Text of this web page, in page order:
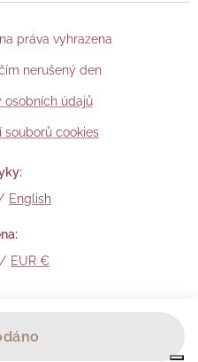
práva vyhrazena
nerušený den
osobních údajů
souborů cookies
English
EUR €